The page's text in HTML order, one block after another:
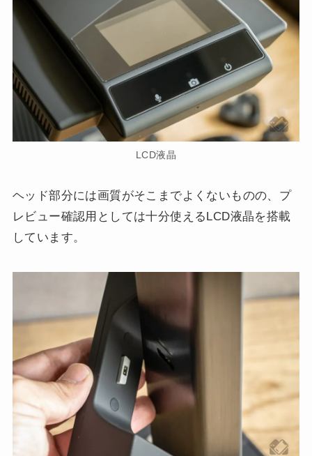
LCD液晶
ヘッド部分には画質がそこまでよくないものの、プ
レビュー確認用としては十分使えるLCD液晶を搭載
しています。